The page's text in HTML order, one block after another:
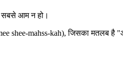
सबसे आम न हो।
shee-mahss-kah), जिसका मतलब है